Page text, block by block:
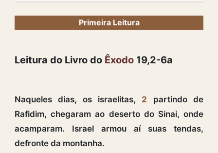
Primeira Leitura
Leitura do Livro do Êxodo 19,2-6a
Naqueles dias, os israelitas, 2
partindo de
Rafidim, chegaram ao deserto do Sinai, onde
acamparam. Israel armou aí suas tendas,
defronte da montanha.